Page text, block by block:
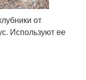
от
Используют ее